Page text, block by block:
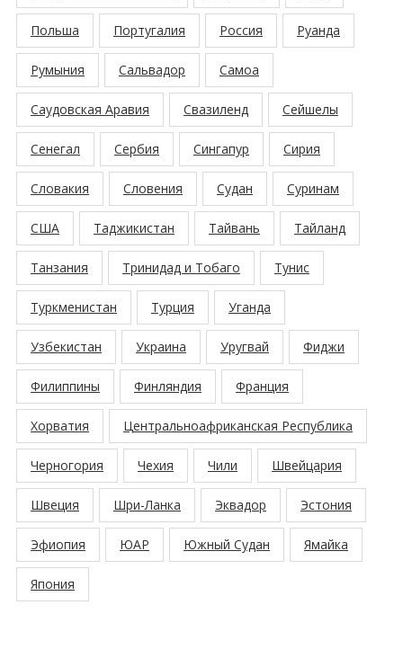
Польша Португалия Россия Руанда
Румыния Сальвадор Самоа
Саудовская Аравия Свазиленд Сейшелы
Сенегал Сербия Сингапур Сирия
Словакия Словения Судан Суринам
США Таджикистан Тайвань Тайланд
Танзания Тринидад и Тобаго Тунис
Туркменистан Турция Уганда
Узбекистан Украина Уругвай Фиджи
Филиппины Финляндия Франция
Хорватия Центральноафриканская Республика
Черногория Чехия Чили Швейцария
Швеция Шри-Ланка Эквадор Эстония
Эфиопия ЮАР Южный Судан Ямайка
Япония